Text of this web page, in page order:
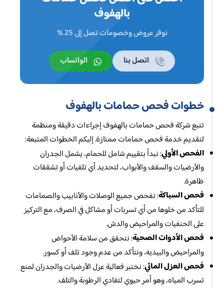
بالهفوف
نوفر عروض وخصومات تصل إلى 25 %
اتصل بنا الواتساب
خطوات فحص حمامات بالهفوف
تتبع شركة فحص حمامات بالهفوف إجراءات دقيقة ومنظمة
لتقديم خدمة فحص حمامات ممتازة. إليكم الخطوات المتبعة:
الفحص الأولي: نبدأ بتقييم شامل للحمام، يشمل الجدران
والأرضيات والسقف والأبواب، لتحديد أي تلفيات أو تشققات
ظاهرة.
فحص السباكة: نفحص جميع الوصلات والأنابيب والصمامات
للتأكد من خلوها من أي تسربات أو مشاكل في الصرف، مع التركيز
على الحنفيات والمراحيض والدش.
فحص الأدوات الصحية: نتحقق من سلامة الأحواض
والمراحيض والبيديه، ونتأكد من عدم وجود تلف أو كسور.
فحص العزل المائي: نختبر فعالية عزل الأرضيات والجدران لمنع
تسرب المياه، وهو أمر حيوي لتفادي الرطوبة والتلف.